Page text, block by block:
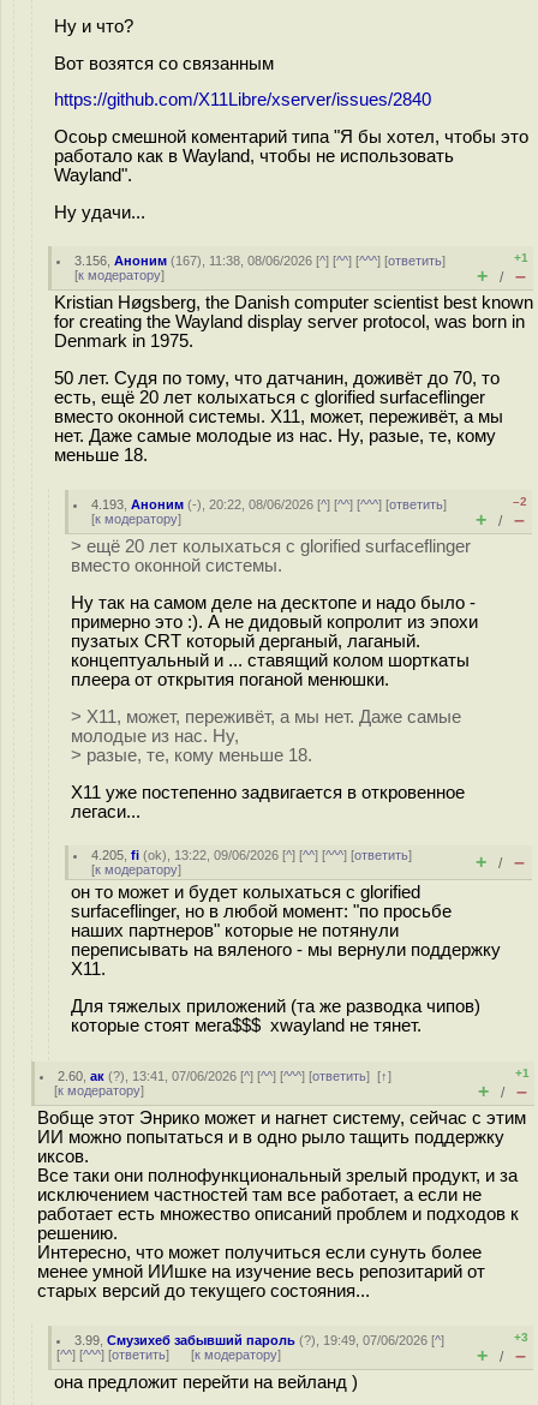
Ну и что?
Вот возятся со связанным
https://github.com/X11Libre/xserver/issues/2840
Осоьр смешной коментарий типа "Я бы хотел, чтобы это
работало как в Wayland, чтобы не использовать
Wayland".
Ну удачи...
3.156 ,Аноним (167), 11:38, 08/06/2026 [^] [^^] [^^^] [ответить]
[к модератору]
+1
+ / –
Kristian Høgsberg, the Danish computer scientist best known
for creating the Wayland display server protocol, was born in
Denmark in 1975.
50 лет. Судя по тому, что датчанин, доживёт до 70, то
есть, ещё 20 лет колыхаться с glorified surfaceflinger
вместо оконной системы. X11, может, переживёт, а мы
нет. Даже самые молодые из нас. Ну, разые, те, кому
меньше 18.
4.193 ,Аноним (-), 20:22, 08/06/2026 [^] [^^] [^^^] [ответить]
[к модератору]
–2
+ / –
> ещё 20 лет колыхаться с glorified surfaceflinger
вместо оконной системы.
Ну так на самом деле на десктопе и надо было -
примерно это :). А не дидовый копролит из эпохи
пузатых CRT который дерганый, лаганый.
концептуальный и ... ставящий колом шорткаты
плеера от открытия поганой менюшки.
> X11, может, переживёт, а мы нет. Даже самые
молодые из нас. Ну,
> разые, те, кому меньше 18.
X11 уже постепенно задвигается в откровенное
легаси...
4.205 ,fi (ok), 13:22, 09/06/2026 [^] [^^] [^^^] [ответить]
[к модератору] + / –
он то может и будет колыхаться с glorified
surfaceflinger, но в любой момент: "по просьбе
наших партнеров" которые не потянули
переписывать на вяленого - мы вернули поддержку
X11.
Для тяжелых приложений (та же разводка чипов)
которые стоят мега$$$ xwayland не тянет.
2.60 ,ак (?), 13:41, 07/06/2026 [^] [^^] [^^^] [ответить][↑]
[к модератору]
+1
+ / –
Вобще этот Энрико может и нагнет систему, сейчас с этим
ИИ можно попытаться и в одно рыло тащить поддержку
иксов.
Все таки они полнофункциональный зрелый продукт, и за
исключением частностей там все работает, а если не
работает есть множество описаний проблем и подходов к
решению.
Интересно, что может получиться если сунуть более
менее умной ИИшке на изучение весь репозитарий от
старых версий до текущего состояния...
3.99 ,Смузихеб забывший пароль (?), 19:49, 07/06/2026 [^]
[^^] [^^^] [ответить] [к модератору]
+3
+ / –
она предложит перейти на вейланд )